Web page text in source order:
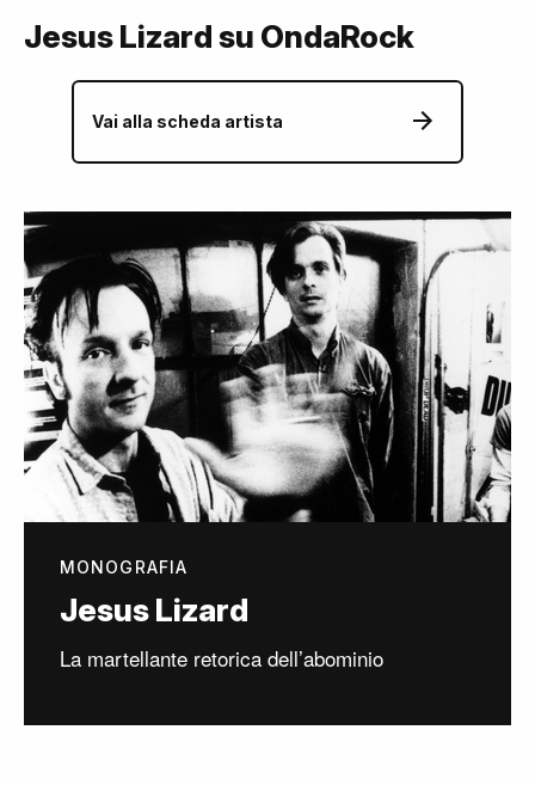
Jesus Lizard su OndaRock
Vai alla scheda artista
MONOGRAFIA
Jesus Lizard
La martellante retorica dell’abominio